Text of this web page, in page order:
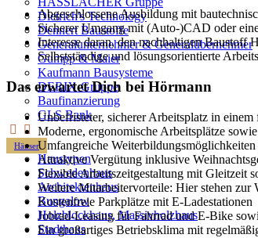
Dietrich's Technology
Dennert Baustoffe
Generalunternehmer & Generalübernehmer
Gumpp & Maier
Kaufmann Bausysteme
DERIX-Gruppe
Baufinanzierung
GLS Bank
Häuser
Haustypen
Schwedenhaus
Architektenhaus
Bungalow
Holzblockhaus, Massivholzhaus
Stadthaus
Abgeschlossene Ausbildung mit
Sicherer Umgang mit (Auto-)CAD oder
Interesse daran, den nachhaltigen
Selbstständige und lösungsorientierte
Das erwartet Dich bei Hörmann
Unbefristeter, sicherer Arbeitsplatz in
Moderne, ergonomische Arbeitsplätze
Umfangreiche
Attraktive Vergütung inklusive
Flexible Arbeitszeitgestaltung mit Gleitzeit
Weitere Mitarbeitervorteile: Hier stehen
Kostenfreie Parkplätze mit E-Ladestationen
Jobrad-Leasing für Fahrrad und E-Bike
Ein großartiges Betriebsklima mit